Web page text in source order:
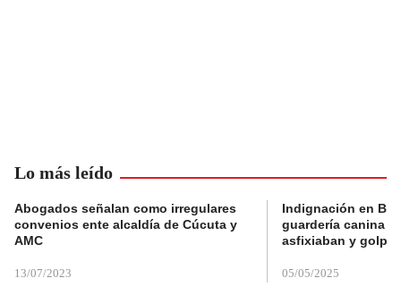
Lo más leído
Abogados señalan como irregulares
convenios ente alcaldía de Cúcuta y
AMC
13/07/2023
Indignación en
guardería canina
asfixiaban y
05/05/2025